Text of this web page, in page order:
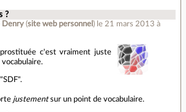
?
Denry(site web personnel ) le 21 mars 2013 à
c'est vraiment juste
justementsur un point de vocabulaire.